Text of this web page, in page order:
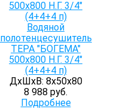
Водяной
полотенцесушитель
ТЕРА "БОГЕМА"
500х800 Н.Г. 3/4"
(4+4+4 п)
ДхШхВ: 8х50х80
8 988 руб.
Подробнее